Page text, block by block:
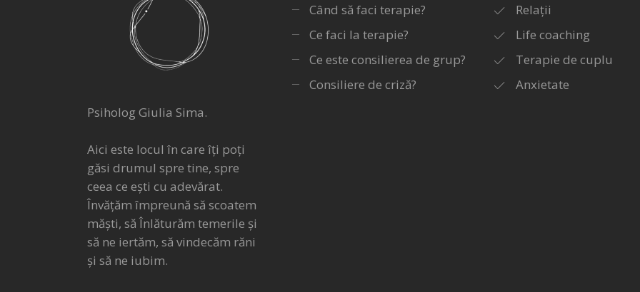
Psiholog Giulia Sima.
Aici este locul în care îți poți
găsi drumul spre tine, spre
ceea ce ești cu adevărat.
Învățăm împreună să scoatem
măști, să Înlăturăm temerile și
să ne iertăm, să vindecăm răni
și să ne iubim.
Când să faci terapie?
Ce faci la terapie?
Ce este consilierea de grup?
Consiliere de criză?
Relații
Life coaching
Terapie de cuplu
Anxietate